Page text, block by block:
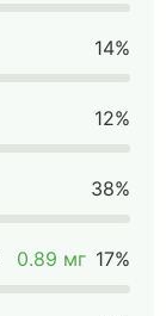
14%
12%
38%
0.89 мг 17%